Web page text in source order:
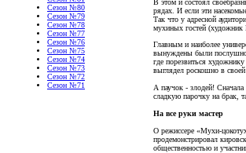
Сезон №80
Сезон №79
Сезон №78
Сезон №77
Сезон №76
Сезон №75
Сезон №74
Сезон №73
Сезон №72
Сезон №71
В этом и состоял
рядах. И если эти
Так что у адресной
мухиных гостей (художник
Главным и наиболее
вынуждены были послушно
где порезвиться
выглядел роскошно в
А паучок - злодей!
сладкую парочку на брак,
На все руки мастер
О режиссере «Мухи-
продемонстрировал
общественностью и